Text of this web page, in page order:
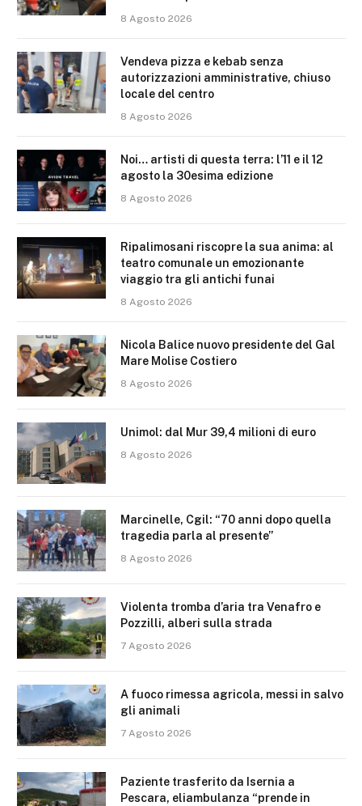
8 Agosto 2026
Vendeva pizza e kebab senza
autorizzazioni amministrative, chiuso
locale del centro
8 Agosto 2026
Noi… artisti di questa terra: l’11 e il 12
agosto la 30esima edizione
8 Agosto 2026
Ripalimosani riscopre la sua anima: al
teatro comunale un emozionante
viaggio tra gli antichi funai
8 Agosto 2026
Nicola Balice nuovo presidente del Gal
Mare Molise Costiero
8 Agosto 2026
Unimol: dal Mur 39,4 milioni di euro
8 Agosto 2026
Marcinelle, Cgil: “70 anni dopo quella
tragedia parla al presente”
8 Agosto 2026
Violenta tromba d’aria tra Venafro e
Pozzilli, alberi sulla strada
7 Agosto 2026
A fuoco rimessa agricola, messi in salvo
gli animali
7 Agosto 2026
Paziente trasferito da Isernia a
Pescara, eliambulanza “prende in